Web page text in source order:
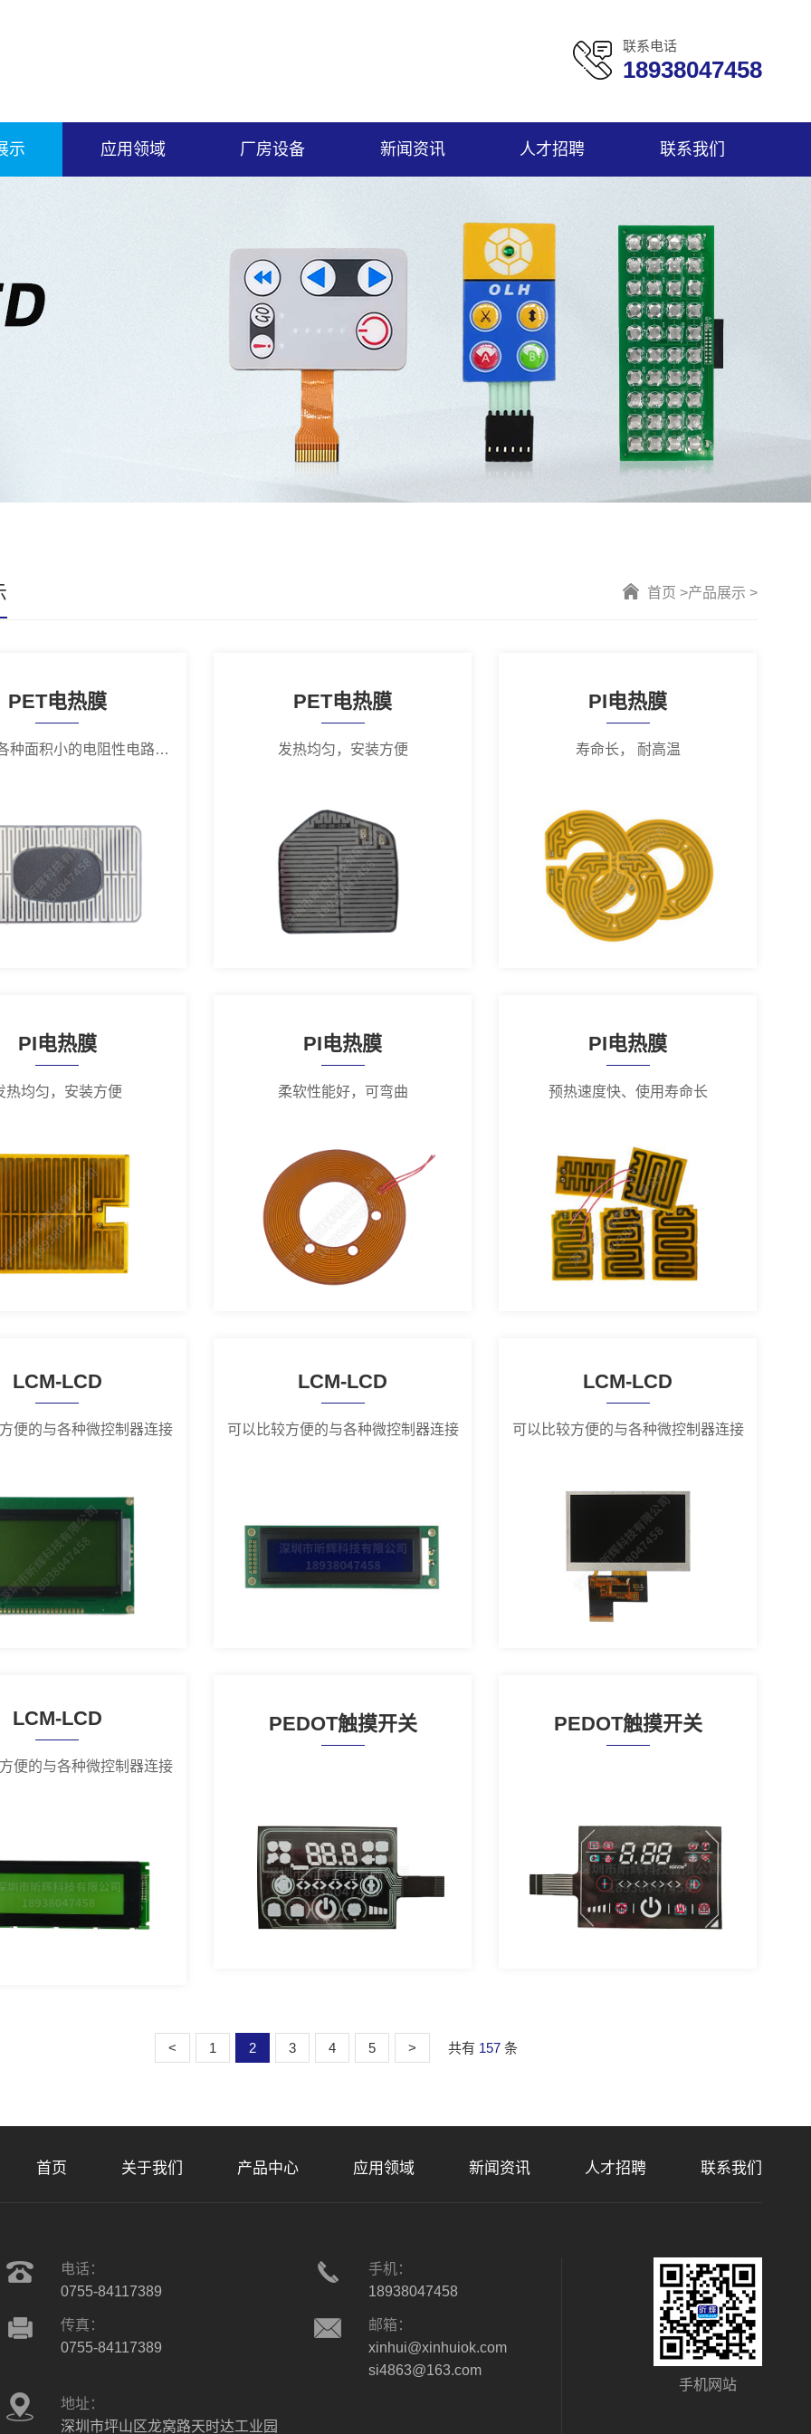
联系电话
18938047458
示 应用领域 厂房设备 新闻资讯 人才招聘 联系我们
首页 >产品展示 >
PET电热膜
可以制作各种面积小的电阻性电路元件
PET电热膜
发热均匀，安装方便
PI电热膜
寿命长， 耐高温
PI电热膜
热均匀，安装方便
PI电热膜
柔软性能好，可弯曲
PI电热膜
预热速度快、使用寿命长
LCM-LCD
便的与各种微控制器连接
LCM-LCD
可以比较方便的与各种微控制器连接
LCM-LCD
可以比较方便的与各种微控制器连接
LCM-LCD
便的与各种微控制器连接
PEDOT触摸开关 PEDOT触摸开关
< 1 2 3 4 5 > 共有 157条
首页 关于我们 产品中心 应用领域 新闻资讯 人才招聘 联系我们
电话：
0755-84117389
手机：
18938047458
传真：
0755-84117389
邮箱：
xinhui@xinhuiok.com
si4863@163.com
地址：
深圳市坪山区龙窝路天时达工业园
手机网站